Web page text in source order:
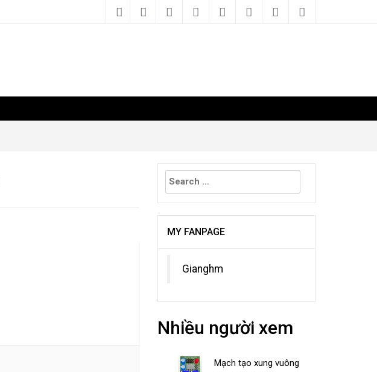
Search
for:
MY FANPAGE
Gianghm
Nhiều người xem
Mạch tạo xung vuông